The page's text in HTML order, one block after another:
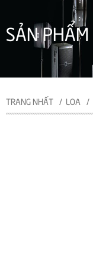
SẢN PHẨM
TRANG NHẤT LOA